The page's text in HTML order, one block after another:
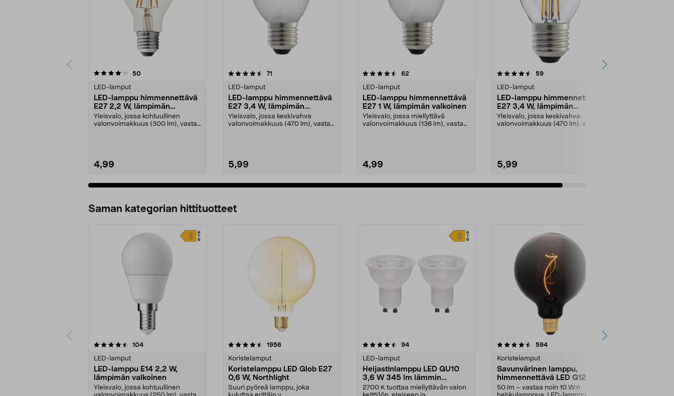
50arvostelut
LED-lamput
LED-lamppu himmennettävä
E27 2,2 W, lämpimän
valkoinen
Yleisvalo, jossa kohtuullinen
valonvoimakkuus (300 lm), vastaa
4,99
4.5viidestä
71
LED-lamput
LED-lamppu himmennettävä
E27 3,4 W, lämpimän
valkoinen
Yleisvalo, jossa keskivahva
valonvoimakkuus (470 lm), vastaa
5,99
4.5viidestä
62
LED-lamput
LED-lamppu himmennettävä
E27 1 W, lämpimän valkoinen
Yleisvalo, jossa miellyttävä
valonvoimakkuus (136 lm), vastaa
4,99
4.5viidestä
59arvostelut
LED-lamput
LED-lamppu himmennettävä
E27 3,4 W, lämpimän
valkoinen
Yleisvalo, jossa keskivahva
valonvoimakkuus (470 lm), vastaa
5,99
Saman kategorian hittituotteet
104arvostelut
LED-lamput
LED-lamppu E14 2,2 W,
lämpimän valkoinen
Yleisvalo, jossa kohtuullinen
4.5 viidestä
1956arvostelut
Koristelamput
Koristelamppu LED Glob E27
0,6 W, Northlight
Suuri pyöreä lamppu, joka
4.5 viidestä
94arvostelut
LED-lamput
Heijastinlamppu LED GU10
3,6 W 345 lm lämmin
valkoinen 2 kpl
2700 K tuottaa miellyttävän valon
4.5 viidestä
594arvostelut
Koristelamput
Savunvärinen lamppu,
himmennettävä LED G125
E27 Smokey, musta
50 lm – vastaa noin 10 W:n
4.5 viidestä